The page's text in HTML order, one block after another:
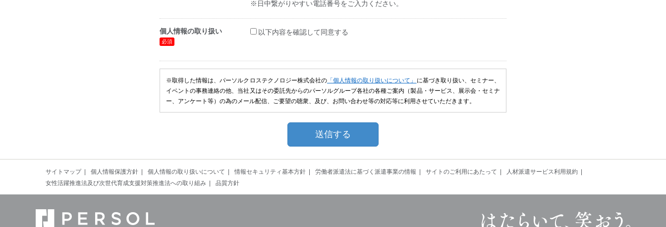
※日中繋がりやすい電話番号をご入力ください。
個人情報の取り扱い 以下内容を確認して同意する
※取得した情報は、パーソルクロステクノロジー株式会社の「個人情報の取り扱いについて」
に基づき取り扱い、セミナー、
イベントの事務連絡の他、当社又はその委託先からのパーソルグループ各社の各種ご案内（製品・サービス、展示会・セミナ
ー、アンケート等）の為のメール配信、ご要望の聴衆、及び、お問い合わせ等の対応等に利用させていただきます。
サイトマップ 個人情報保護方針 個人情報の取り扱いについて 情報セキュリティ基本方針 労働者派遣法に基づく派遣事業の情報 サイトのご利用にあたって
人材派遣サービス利用規約
女性活躍推進法及び次世代育成支援対策推進法への取り組み
品質方針